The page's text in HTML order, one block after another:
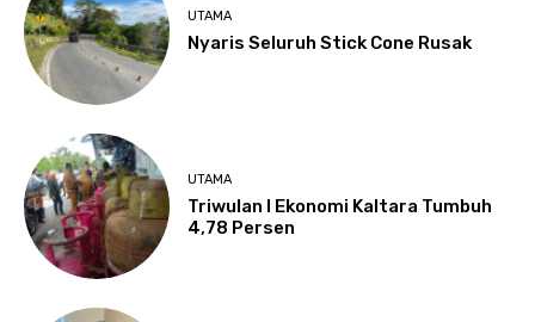
UTAMA
Nyaris Seluruh Stick Cone Rusak
UTAMA
Triwulan I Ekonomi Kaltara Tumbuh
4,78 Persen